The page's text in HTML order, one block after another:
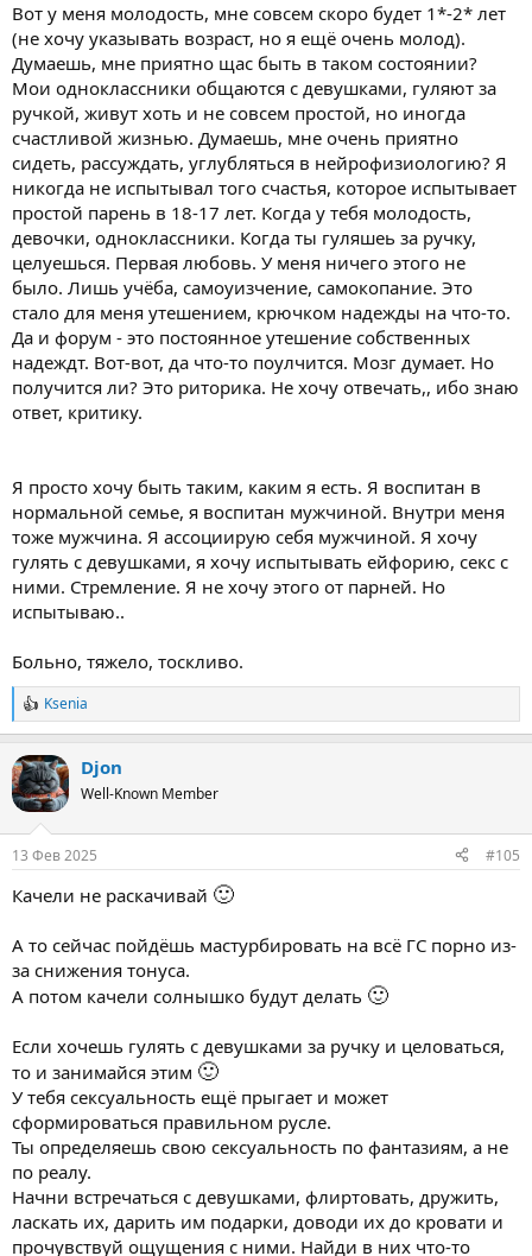
Вот у меня молодость, мне совсем скоро будет 1*-2* лет
(не хочу указывать возраст, но я ещё очень молод).
Думаешь, мне приятно щас быть в таком состоянии?
Мои одноклассники общаются с девушками, гуляют за
ручкой, живут хоть и не совсем простой, но иногда
счастливой жизнью. Думаешь, мне очень приятно
сидеть, рассуждать, углубляться в нейрофизиологию? Я
никогда не испытывал того счастья, которое испытывает
простой парень в 18-17 лет. Когда у тебя молодость,
девочки, одноклассники. Когда ты гуляшеь за ручку,
целуешься. Первая любовь. У меня ничего этого не
было. Лишь учёба, самоуизчение, самокопание. Это
стало для меня утешением, крючком надежды на что-то.
Да и форум - это постоянное утешение собственных
надеждт. Вот-вот, да что-то поулчится. Мозг думает. Но
получится ли? Это риторика. Не хочу отвечать,, ибо знаю
ответ, критику.
Я просто хочу быть таким, каким я есть. Я воспитан в
нормальной семье, я воспитан мужчиной. Внутри меня
тоже мужчина. Я ассоциирую себя мужчиной. Я хочу
гулять с девушками, я хочу испытывать ейфорию, секс с
ними. Стремление. Я не хочу этого от парней. Но
испытываю..
Больно, тяжело, тоскливо.
Р
е
к
ц
и
Ksenia
Djon
Well-Known Member
13 Фев 2025 #105
Качели не раскачивай 🙂
А то сейчас пойдёшь мастурбировать на всё ГС порно из-
за снижения тонуса.
А потом качели солнышко будут делать 🙂
Если хочешь гулять с девушками за ручку и целоваться,
то и занимайся этим 🙂
У тебя сексуальность ещё прыгает и может
сформироваться правильном русле.
Ты определяешь свою сексуальность по фантазиям, а не
по реалу.
Начни встречаться с девушками, флиртовать, дружить,
ласкать их, дарить им подарки, доводи их до кровати и
прочувствуй ощущения с ними. Найди в них что-то